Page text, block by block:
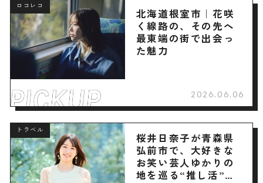
ロコレコ
北海道根室市｜花咲
く線路の、その先へ
最東端の街で出会っ
た魅力
2026.06.06
トラベル
桜井日奈子が青森県
弘前市で、大好きな
お笑い芸人ゆかりの
地を巡る“推し活”旅